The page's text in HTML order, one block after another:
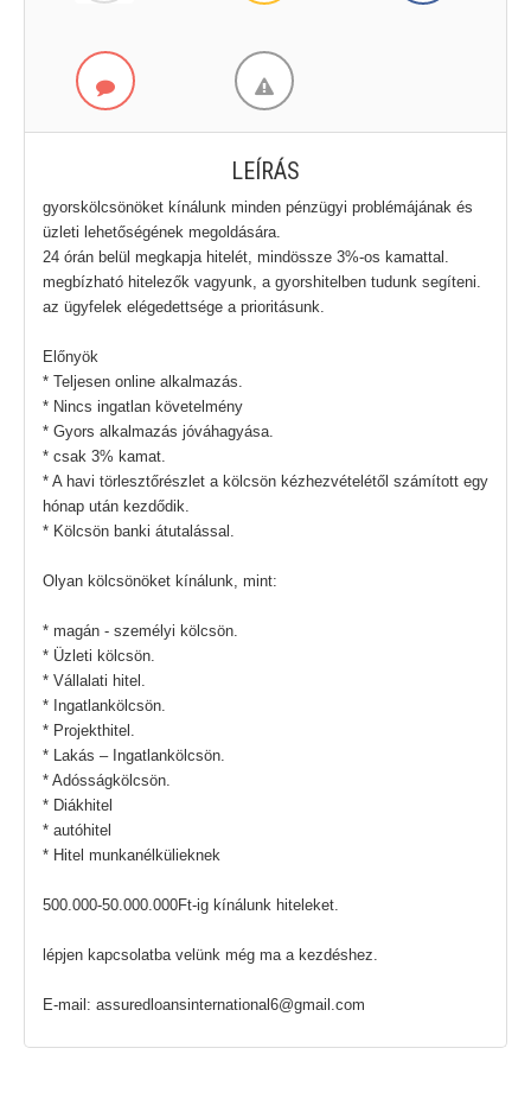
LEÍRÁS
gyorskölcsönöket kínálunk minden pénzügyi problémájának és
üzleti lehetőségének megoldására.
24 órán belül megkapja hitelét, mindössze 3%-os kamattal.
megbízható hitelezők vagyunk, a gyorshitelben tudunk segíteni.
az ügyfelek elégedettsége a prioritásunk.
Előnyök
* Teljesen online alkalmazás.
* Nincs ingatlan követelmény
* Gyors alkalmazás jóváhagyása.
* csak 3% kamat.
* A havi törlesztőrészlet a kölcsön kézhezvételétől számított egy
hónap után kezdődik.
* Kölcsön banki átutalással.
Olyan kölcsönöket kínálunk, mint:
* magán - személyi kölcsön.
* Üzleti kölcsön.
* Vállalati hitel.
* Ingatlankölcsön.
* Projekthitel.
* Lakás – Ingatlankölcsön.
* Adósságkölcsön.
* Diákhitel
* autóhitel
* Hitel munkanélkülieknek
500.000-50.000.000Ft-ig kínálunk hiteleket.
lépjen kapcsolatba velünk még ma a kezdéshez.
E-mail: assuredloansinternational6@gmail.com